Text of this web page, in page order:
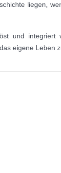
liegen,
und
eigene Leben